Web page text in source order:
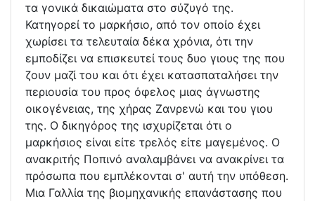
τα γονικά δικαιώματα στο σύζυγό της.
Κατηγορεί το μαρκήσιο, από τον οποίο έχει
χωρίσει τα τελευταία δέκα χρόνια, ότι την
εμποδίζει να επισκευτεί τους δυο γιους της που
ζουν μαζί του και ότι έχει κατασπαταλήσει την
περιουσία του προς όφελος μιας άγνωστης
οικογένειας, της χήρας Ζανρενώ και του γιου
της. Ο δικηγόρος της ισχυρίζεται ότι ο
μαρκήσιος είναι είτε τρελός είτε μαγεμένος. Ο
ανακριτής Ποπινό αναλαμβάνει να ανακρίνει τα
πρόσωπα που εμπλέκονται σ' αυτή την υπόθεση.
Μια Γαλλία της βιομηχανικής επανάστασης που